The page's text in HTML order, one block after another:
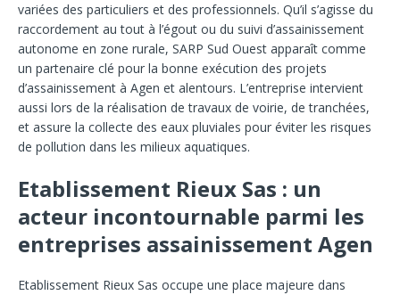
variées des particuliers et des professionnels. Qu’il s’agisse du
raccordement au tout à l’égout ou du suivi d’assainissement
autonome en zone rurale, SARP Sud Ouest apparaît comme
un partenaire clé pour la bonne exécution des projets
d’assainissement à Agen et alentours. L’entreprise intervient
aussi lors de la réalisation de travaux de voirie, de tranchées,
et assure la collecte des eaux pluviales pour éviter les risques
de pollution dans les milieux aquatiques.
Etablissement Rieux Sas : un
acteur incontournable parmi les
entreprises assainissement Agen
Etablissement Rieux Sas occupe une place majeure dans